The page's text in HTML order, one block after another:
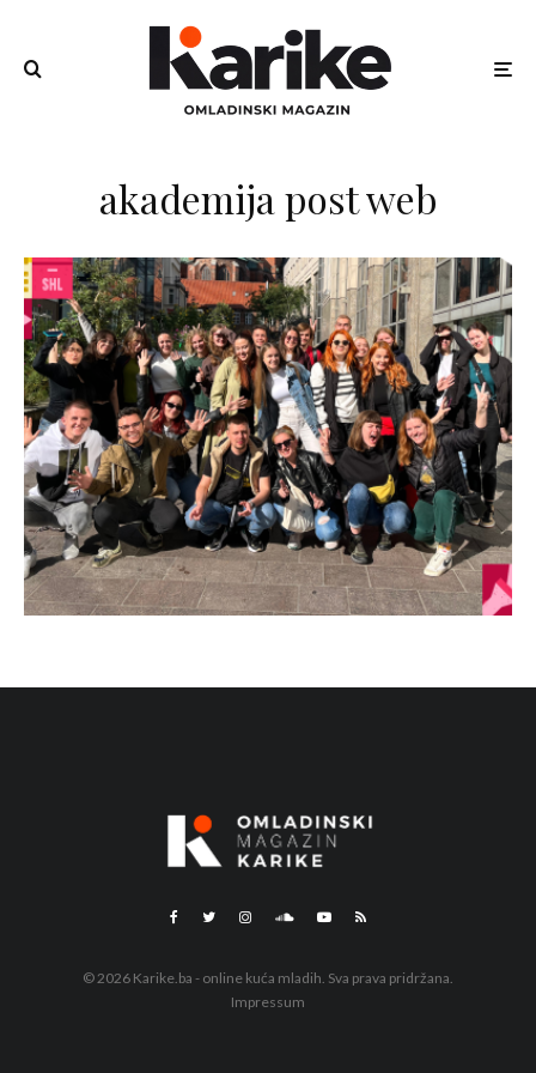
akademija post web
© 2026 Karike.ba - online kuća mladih. Sva prava pridržana.
Impressum